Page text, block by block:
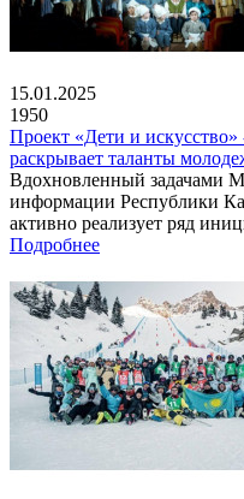
15.01.2025
1950
Проект «Дети и
раскрывает таланты
Вдохновленный задачами
информации Республики
активно реализует ряд
Подробнее